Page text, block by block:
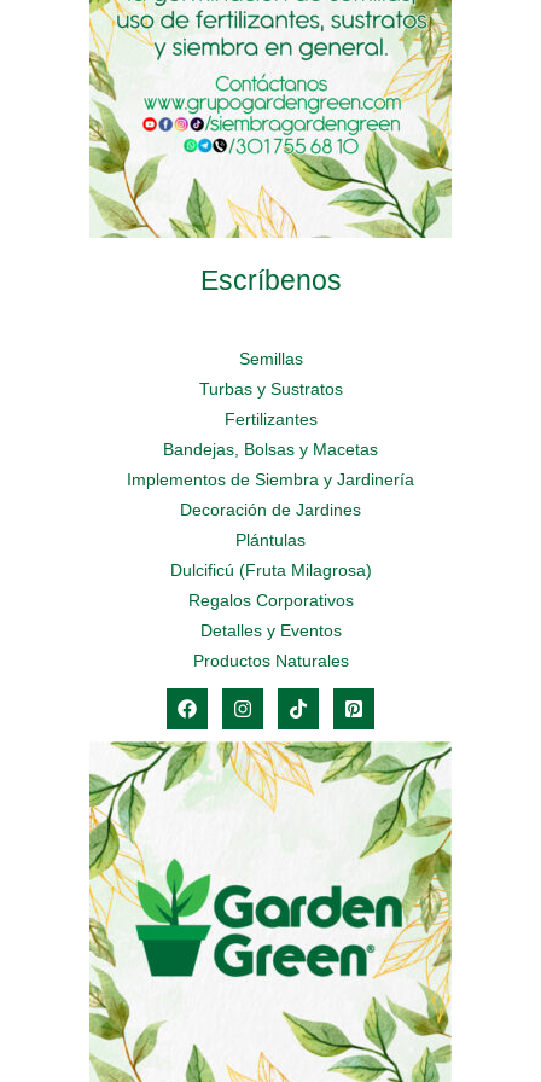
on
the
product
page
the
product
page
on
the
product
page
Escríbenos
Semillas
Turbas y Sustratos
Fertilizantes
Bandejas, Bolsas y Macetas
Implementos de Siembra y Jardinería
Decoración de Jardines
Plántulas
Dulcificú (Fruta Milagrosa)
Regalos Corporativos
Detalles y Eventos
Productos Naturales